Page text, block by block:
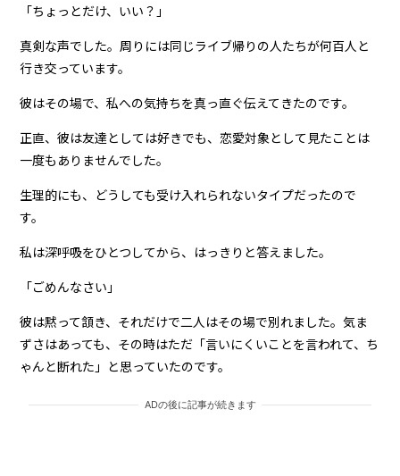
「ちょっとだけ、いい？」
真剣な声でした。周りには同じライブ帰りの人たちが何百人と
行き交っています。
彼はその場で、私への気持ちを真っ直ぐ伝えてきたのです。
正直、彼は友達としては好きでも、恋愛対象として見たことは
一度もありませんでした。
生理的にも、どうしても受け入れられないタイプだったので
す。
私は深呼吸をひとつしてから、はっきりと答えました。
「ごめんなさい」
彼は黙って頷き、それだけで二人はその場で別れました。気ま
ずさはあっても、その時はただ「言いにくいことを言われて、ち
ゃんと断れた」と思っていたのです。
ADの後に記事が続きます